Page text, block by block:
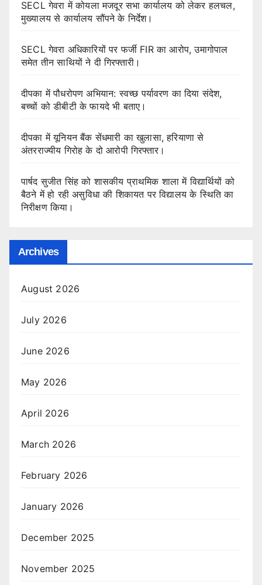
SECL गेवरा में कोयला मजदूर सभा कार्यालय को लेकर हलचल,
मुख्यालय से कार्यालय सौंपने के निर्देश।
SECL गेवरा अधिकारियों पर फर्जी FIR का आरोप, उमागोपाल
समेत तीन साथियों ने दी गिरफ्तारी।
दीपका में पौधरोपण अभियान: स्वच्छ पर्यावरण का दिया संदेश,
बच्चों को डीबीटी के फायदे भी बताए।
दीपका में यूनियन बैंक सेंधमारी का खुलासा, हरियाणा से
अंतरराज्यीय गिरोह के दो आरोपी गिरफ्तार।
पार्षद सुजीत सिंह को शासकीय प्राथमिक शाला में विद्यार्थियों को
बैठने में हो रही असुविधा की शिकायत पर विद्यालय के स्थिति का
निरीक्षण किया।
Archives
August 2026
July 2026
June 2026
May 2026
April 2026
March 2026
February 2026
January 2026
December 2025
November 2025